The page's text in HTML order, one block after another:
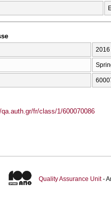
2016
qa.auth.gr/fr/class/1/600070086
Quality Assurance Unit-